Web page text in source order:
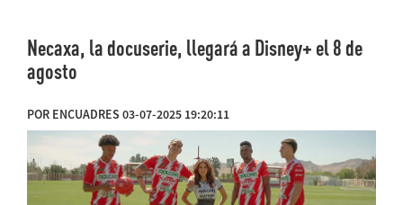
Necaxa, la docuserie, llegará a Disney+ el 8 de
agosto
POR ENCUADRES 03-07-2025 19:20:11